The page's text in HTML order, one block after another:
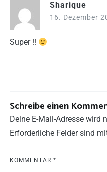
Sharique
16. Dezember
Super !!
Schreibe einen
Deine E-Mail-Adresse wird
Erforderliche Felder sind
KOMMENTAR *